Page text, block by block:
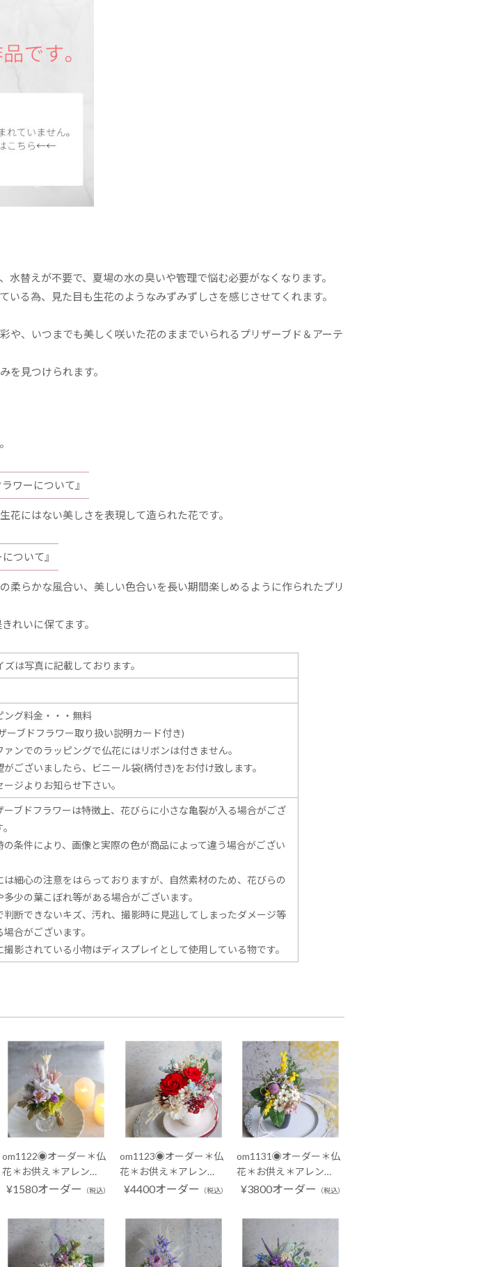
水替えが不要で、夏場の水の臭いや管理で悩む必要がなくなります。
いる為、見た目も生花のようなみずみずしさを感じさせてくれます。
や、いつまでも美しく咲いた花のままでいられるプリザーブド＆アーテ
を見つけられます。
ワーについて』
花にはない美しさを表現して造られた花です。
ついて』
柔らかな風合い、美しい色合いを長い期間楽しめるように作られたプリ
れいに保てます。
ズは写真に記載しております。
ング料金・・・無料
ーブドフラワー取り扱い説明カード付き)
ァンでのラッピングで仏花にはリボンは付きません。
がございましたら、ビニール袋(柄付き)をお付け致します。
ージよりお知らせ下さい。
ーブドフラワーは特徴上、花びらに小さな亀裂が入る場合がござ
の条件により、画像と実際の色が商品によって違う場合がござい
は細心の注意をはらっておりますが、自然素材のため、花びらの
多少の葉こぼれ等がある場合がございます。
判断できないキズ、汚れ、撮影時に見逃してしまったダメージ等
場合がございます。
撮影されている小物はディスプレイとして使用している物です。
om1122◉オーダー＊仏
花＊お供え＊アレン…
¥1580オーダー （税込）
om1123◉オーダー＊仏
花＊お供え＊アレン…
¥4400オーダー （税込）
om1131◉オーダー＊仏
花＊お供え＊アレン…
¥3800オーダー （税込）